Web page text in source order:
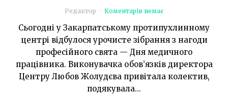
Редактор Коментарів немає
Сьогодні у Закарпатському протипухлинному
центрі відбулося урочисте зібрання з нагоди
професійного свята — Дня медичного
працівника. Виконувачка обов’язків директора
Центру Любов Жолудєва привітала колектив,
подякувала...